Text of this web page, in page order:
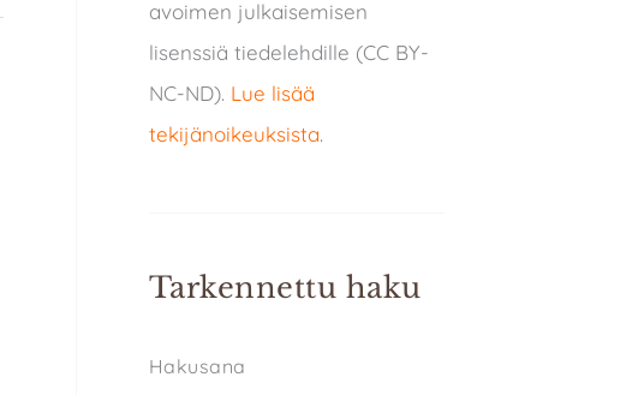
avoimen julkaisemisen
lisenssiä tiedelehdille (CC BY-
NC-ND). Lue lisää
tekijänoikeuksista.
Tarkennettu haku
Hakusana